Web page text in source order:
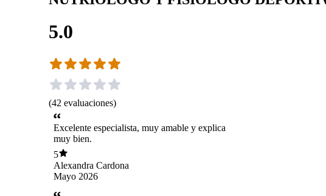
5.0
(42 evaluaciones)
Excelente especialista, muy amable y explica
muy bien.
5
Alexandra Cardona
Mayo 2026